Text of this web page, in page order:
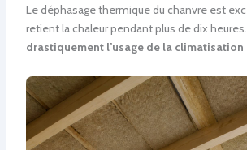
Le déphasage thermique du chanvre est
retient la chaleur pendant plus de dix
drastiquement l’usage de la climatisation